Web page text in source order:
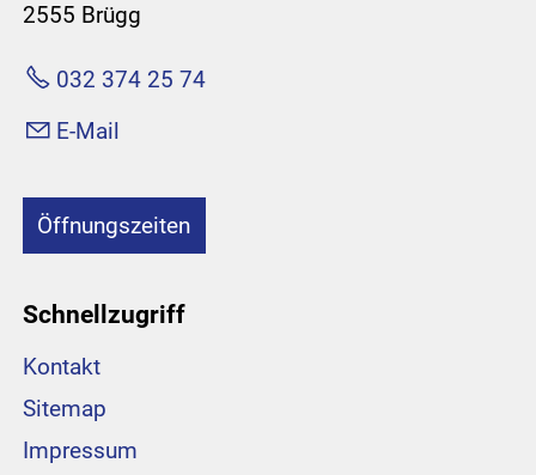
2555 Brügg
032 374 25 74
E-Mail
Öffnungszeiten
Schnellzugriff
Kontakt
Sitemap
Impressum